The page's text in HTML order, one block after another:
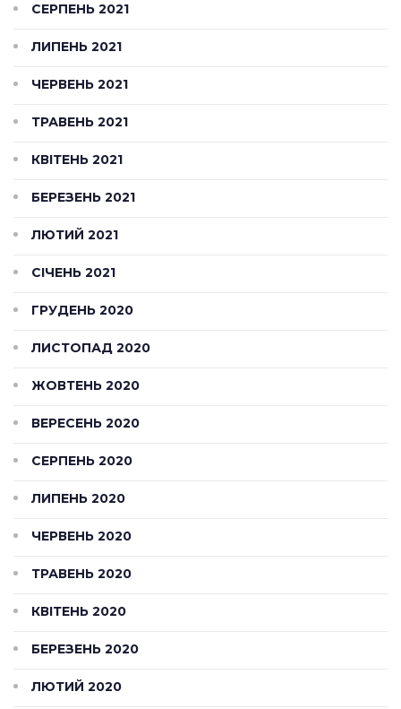
СЕРПЕНЬ 2021
ЛИПЕНЬ 2021
ЧЕРВЕНЬ 2021
ТРАВЕНЬ 2021
КВІТЕНЬ 2021
БЕРЕЗЕНЬ 2021
ЛЮТИЙ 2021
СІЧЕНЬ 2021
ГРУДЕНЬ 2020
ЛИСТОПАД 2020
ЖОВТЕНЬ 2020
ВЕРЕСЕНЬ 2020
СЕРПЕНЬ 2020
ЛИПЕНЬ 2020
ЧЕРВЕНЬ 2020
ТРАВЕНЬ 2020
КВІТЕНЬ 2020
БЕРЕЗЕНЬ 2020
ЛЮТИЙ 2020